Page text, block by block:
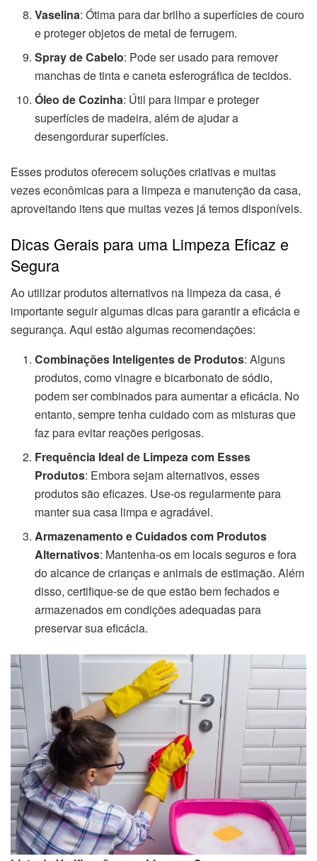
Vaselina: Ótima para dar brilho a superfícies de couro
e proteger objetos de metal de ferrugem.
Spray de Cabelo: Pode ser usado para remover
manchas de tinta e caneta esferográfica de tecidos.
Óleo de Cozinha: Útil para limpar e proteger
superfícies de madeira, além de ajudar a
desengordurar superfícies.
Esses produtos oferecem soluções criativas e muitas
vezes econômicas para a limpeza e manutenção da casa,
aproveitando itens que muitas vezes já temos disponíveis.
Dicas Gerais para uma Limpeza Eficaz e
Segura
Ao utilizar produtos alternativos na limpeza da casa, é
importante seguir algumas dicas para garantir a eficácia e
segurança. Aqui estão algumas recomendações:
Combinações Inteligentes de Produtos: Alguns
produtos, como vinagre e bicarbonato de sódio,
podem ser combinados para aumentar a eficácia. No
entanto, sempre tenha cuidado com as misturas que
faz para evitar reações perigosas.
Frequência Ideal de Limpeza com Esses
Produtos: Embora sejam alternativos, esses
produtos são eficazes. Use-os regularmente para
manter sua casa limpa e agradável.
Armazenamento e Cuidados com Produtos
Alternativos: Mantenha-os em locais seguros e fora
do alcance de crianças e animais de estimação. Além
disso, certifique-se de que estão bem fechados e
armazenados em condições adequadas para
preservar sua eficácia.